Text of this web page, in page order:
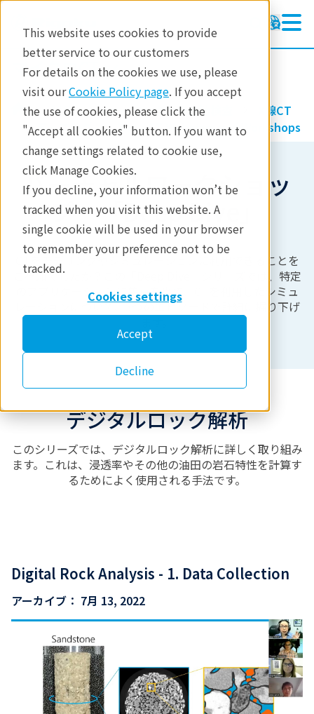
This website uses cookies to provide
better service to our customers
For details on the cookies we use, please
visit ourCookie Policy page. If you accept
the use of cookies, please click the
"Accept all cookies" button. If you want to
change settings related to cookie use,
click Manage Cookies.
If you decline, your information won’t be
tracked when you visit this website. A
single cookie will be used in your browser
to remember your preference not to be
tracked.
Cookies settings
Accept
Decline
マイクロCT
マイクロCT
ラーニング
製品
分析
産業分野
お問合せ
製品 イメージングと非破壊検査
X線CT
ラーニング
X-ray CT Webinars and Workshops
バーチャルワークショッ
プ 「Deep Dive」
CTをモデリングやシミュレーションに利用できることを
ご存知でしたか？この「Deep Dive」シリーズでは、特定
のアプリケーションに焦点を当て、CTを利用したシミュ
レーションについて、3つのエピソードで詳細に掘り下げ
デジタルロック解析
このシリーズでは、デジタルロック解析に詳しく取り組み
ます。これは、浸透率やその他の油田の岩石特性を計算す
るためによく使用される手法です。
Digital Rock Analysis - 1. Data Collection
アーカイブ： 7月 13, 2022